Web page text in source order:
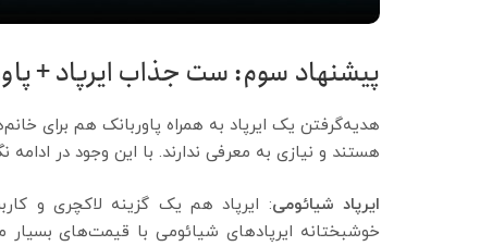
پیشنهاد سوم: ست جذاب ایرپاد +
هدیه‌گرفتن یک ایرپاد به همراه پاوربانک هم برای
هستند و نیازی به معرفی ندارند. با این وجود در
ایرپاد شیائومی: ایرپاد هم یک گزینه لاکچری و
خوشبختانه ایرپادهای شیائومی با قیمت‌های بسیار